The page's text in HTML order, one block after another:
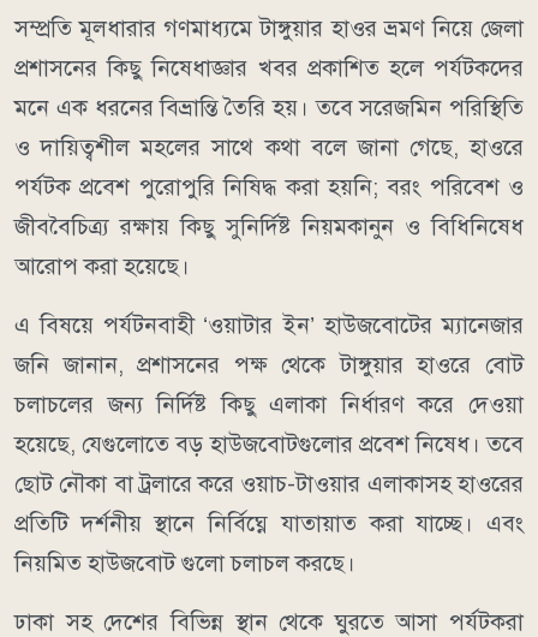
​সম্প্রতি মূলধারার গণমাধ্যমে টাঙ্গুয়ার হাওর ভ্রমণ নিয়ে জেলা
প্রশাসনের কিছু নিষেধাজ্ঞার খবর প্রকাশিত হলে পর্যটকদের
মনে এক ধরনের বিভ্রান্তি তৈরি হয়। তবে সরেজমিন পরিস্থিতি
ও দায়িত্বশীল মহলের সাথে কথা বলে জানা গেছে, হাওরে
পর্যটক প্রবেশ পুরোপুরি নিষিদ্ধ করা হয়নি; বরং পরিবেশ ও
জীববৈচিত্র্য রক্ষায় কিছু সুনির্দিষ্ট নিয়মকানুন ও বিধিনিষেধ
আরোপ করা হয়েছে।
​এ বিষয়ে পর্যটনবাহী ‘ওয়াটার ইন’ হাউজবোটের ম্যানেজার
জনি জানান, প্রশাসনের পক্ষ থেকে টাঙ্গুয়ার হাওরে বোট
চলাচলের জন্য নির্দিষ্ট কিছু এলাকা নির্ধারণ করে দেওয়া
হয়েছে, যেগুলোতে বড় হাউজবোটগুলোর প্রবেশ নিষেধ। তবে
ছোট নৌকা বা ট্রলারে করে ওয়াচ-টাওয়ার এলাকাসহ হাওরের
প্রতিটি দর্শনীয় স্থানে নির্বিঘ্নে যাতায়াত করা যাচ্ছে। এবং
নিয়মিত হাউজবোট গুলো চলাচল করছে।
​ঢাকা সহ দেশের বিভিন্ন স্থান থেকে ঘুরতে আসা পর্যটকরা